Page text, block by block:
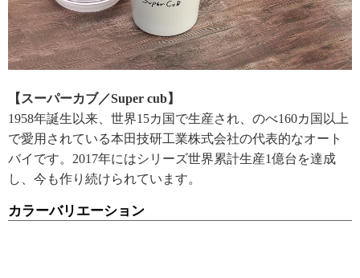
【スーパーカブ／Super cub】
1958年誕生以来、世界15カ国で生産され、のべ160カ国以上
で愛用されている本田技研工業株式会社の代表的なオート
バイです。2017年にはシリーズ世界累計生産1億台を達成
し、今も作り続けられています。
カラーバリエーション